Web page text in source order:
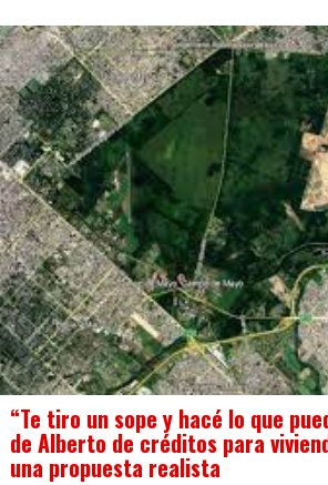
“Te tiro un sope y hacé lo que
de Alberto de créditos para
una propuesta realista